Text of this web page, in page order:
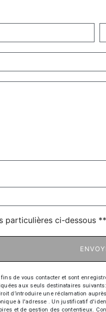
particulières ci-dessous **
de vous contacter et sont
aux seuls destinataires
d’introduire une réclamation
à l'adresse . Un justificatif
et de gestion des contentieux.